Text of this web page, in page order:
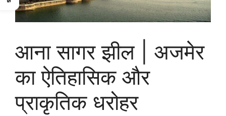
आना सागर झील | अजमेर
का ऐतिहासिक और
प्राकृतिक धरोहर